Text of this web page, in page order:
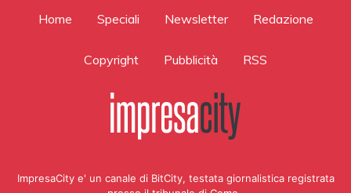
Home Speciali Newsletter Redazione
Copyright Pubblicità RSS
ImpresaCity e' un canale di BitCity, testata giornalistica registrata